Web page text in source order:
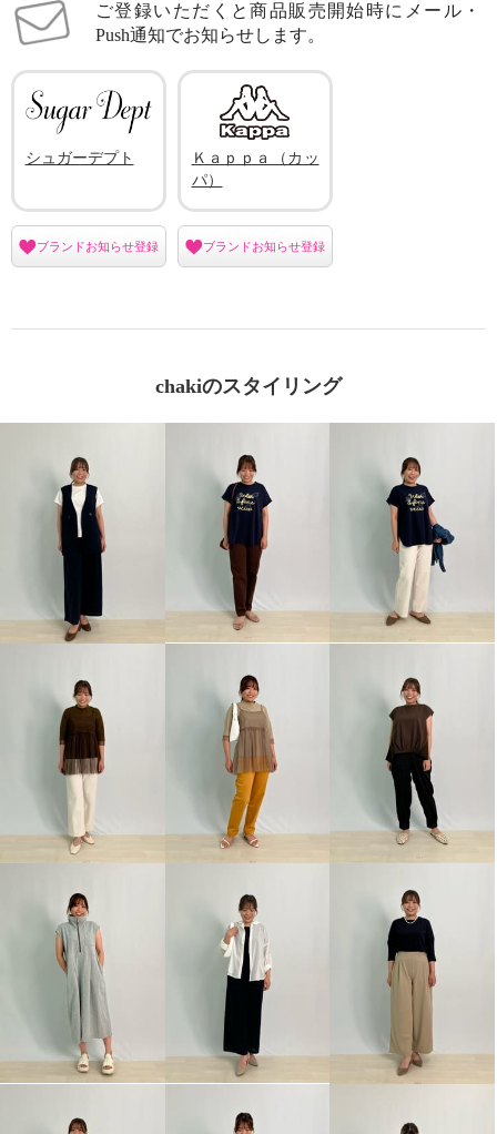
ご登録いただくと商品販売開始時にメール・
Push通知でお知らせします。
シュガーデプト
ブランドお知らせ登録
Ｋａｐｐａ（カッ
パ）
ブランドお知らせ登録
chakiのスタイリング